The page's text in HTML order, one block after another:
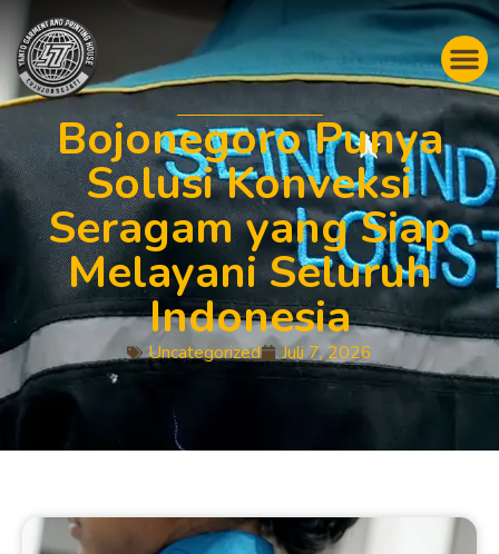
Bojonegoro Punya
Solusi Konveksi
Seragam yang Siap
Melayani Seluruh
Indonesia
Uncategorized Juli 7, 2026